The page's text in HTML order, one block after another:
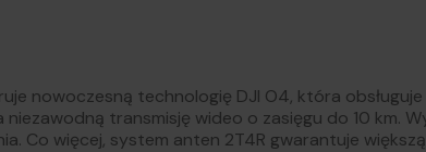
nowoczesną technologię DJI O4, która obsługuje
niezawodną transmisję wideo o zasięgu do 10 km.
Co więcej, system anten 2T4R gwarantuje